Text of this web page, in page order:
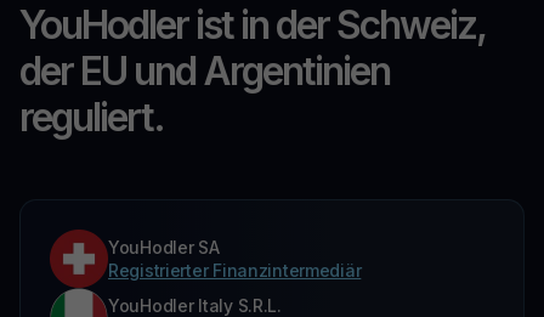
YouHodler ist in der Schweiz,
der EU und Argentinien
reguliert.
YouHodler SA
Registrierter Finanzintermediär
YouHodler Italy S.R.L.